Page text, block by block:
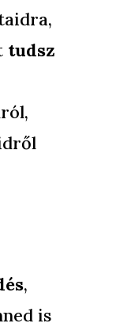
tudsz
,
is